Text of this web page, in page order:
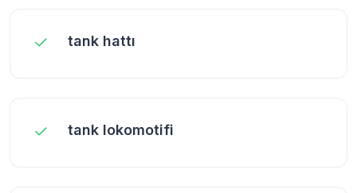
tank hattı
tank lokomotifi